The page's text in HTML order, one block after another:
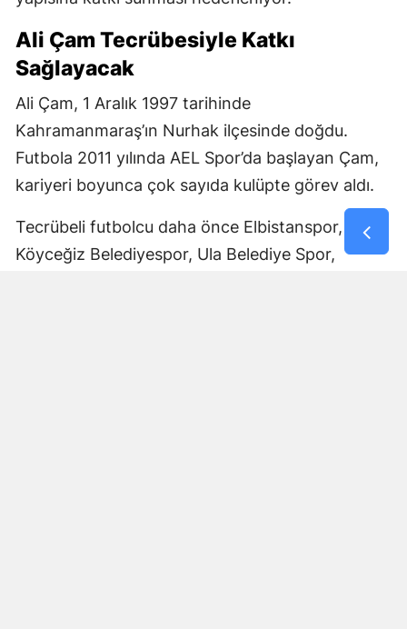
Ali Çam Tecrübesiyle Katkı
Sağlayacak
Ali Çam, 1 Aralık 1997 tarihinde
Kahramanmaraş’ın Nurhak ilçesinde doğdu.
Futbola 2011 yılında AEL Spor’da başlayan Çam,
kariyeri boyunca çok sayıda kulüpte görev aldı.
Tecrübeli futbolcu daha önce Elbistanspor,
Köyceğiz Belediyespor, Ula Belediye Spor,